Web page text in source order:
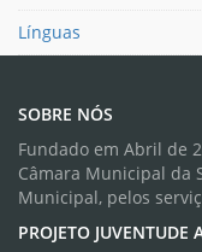
Línguas
SOBRE NÓS
Fundado em Abril de
Câmara Municipal da
Municipal, pelos
PROJETO JUVENTUDE